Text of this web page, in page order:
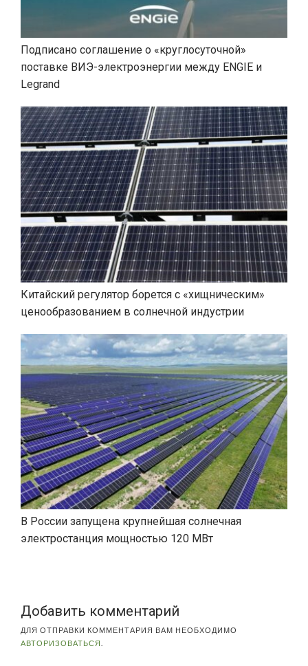
Подписано соглашение о «круглосуточной»
поставке ВИЭ-электроэнергии между ENGIE и
Legrand
Китайский регулятор борется с «хищническим»
ценообразованием в солнечной индустрии
В России запущена крупнейшая солнечная
электростанция мощностью 120 МВт
Добавить комментарий
ДЛЯ ОТПРАВКИ КОММЕНТАРИЯ ВАМ НЕОБХОДИМО
АВТОРИЗОВАТЬСЯ